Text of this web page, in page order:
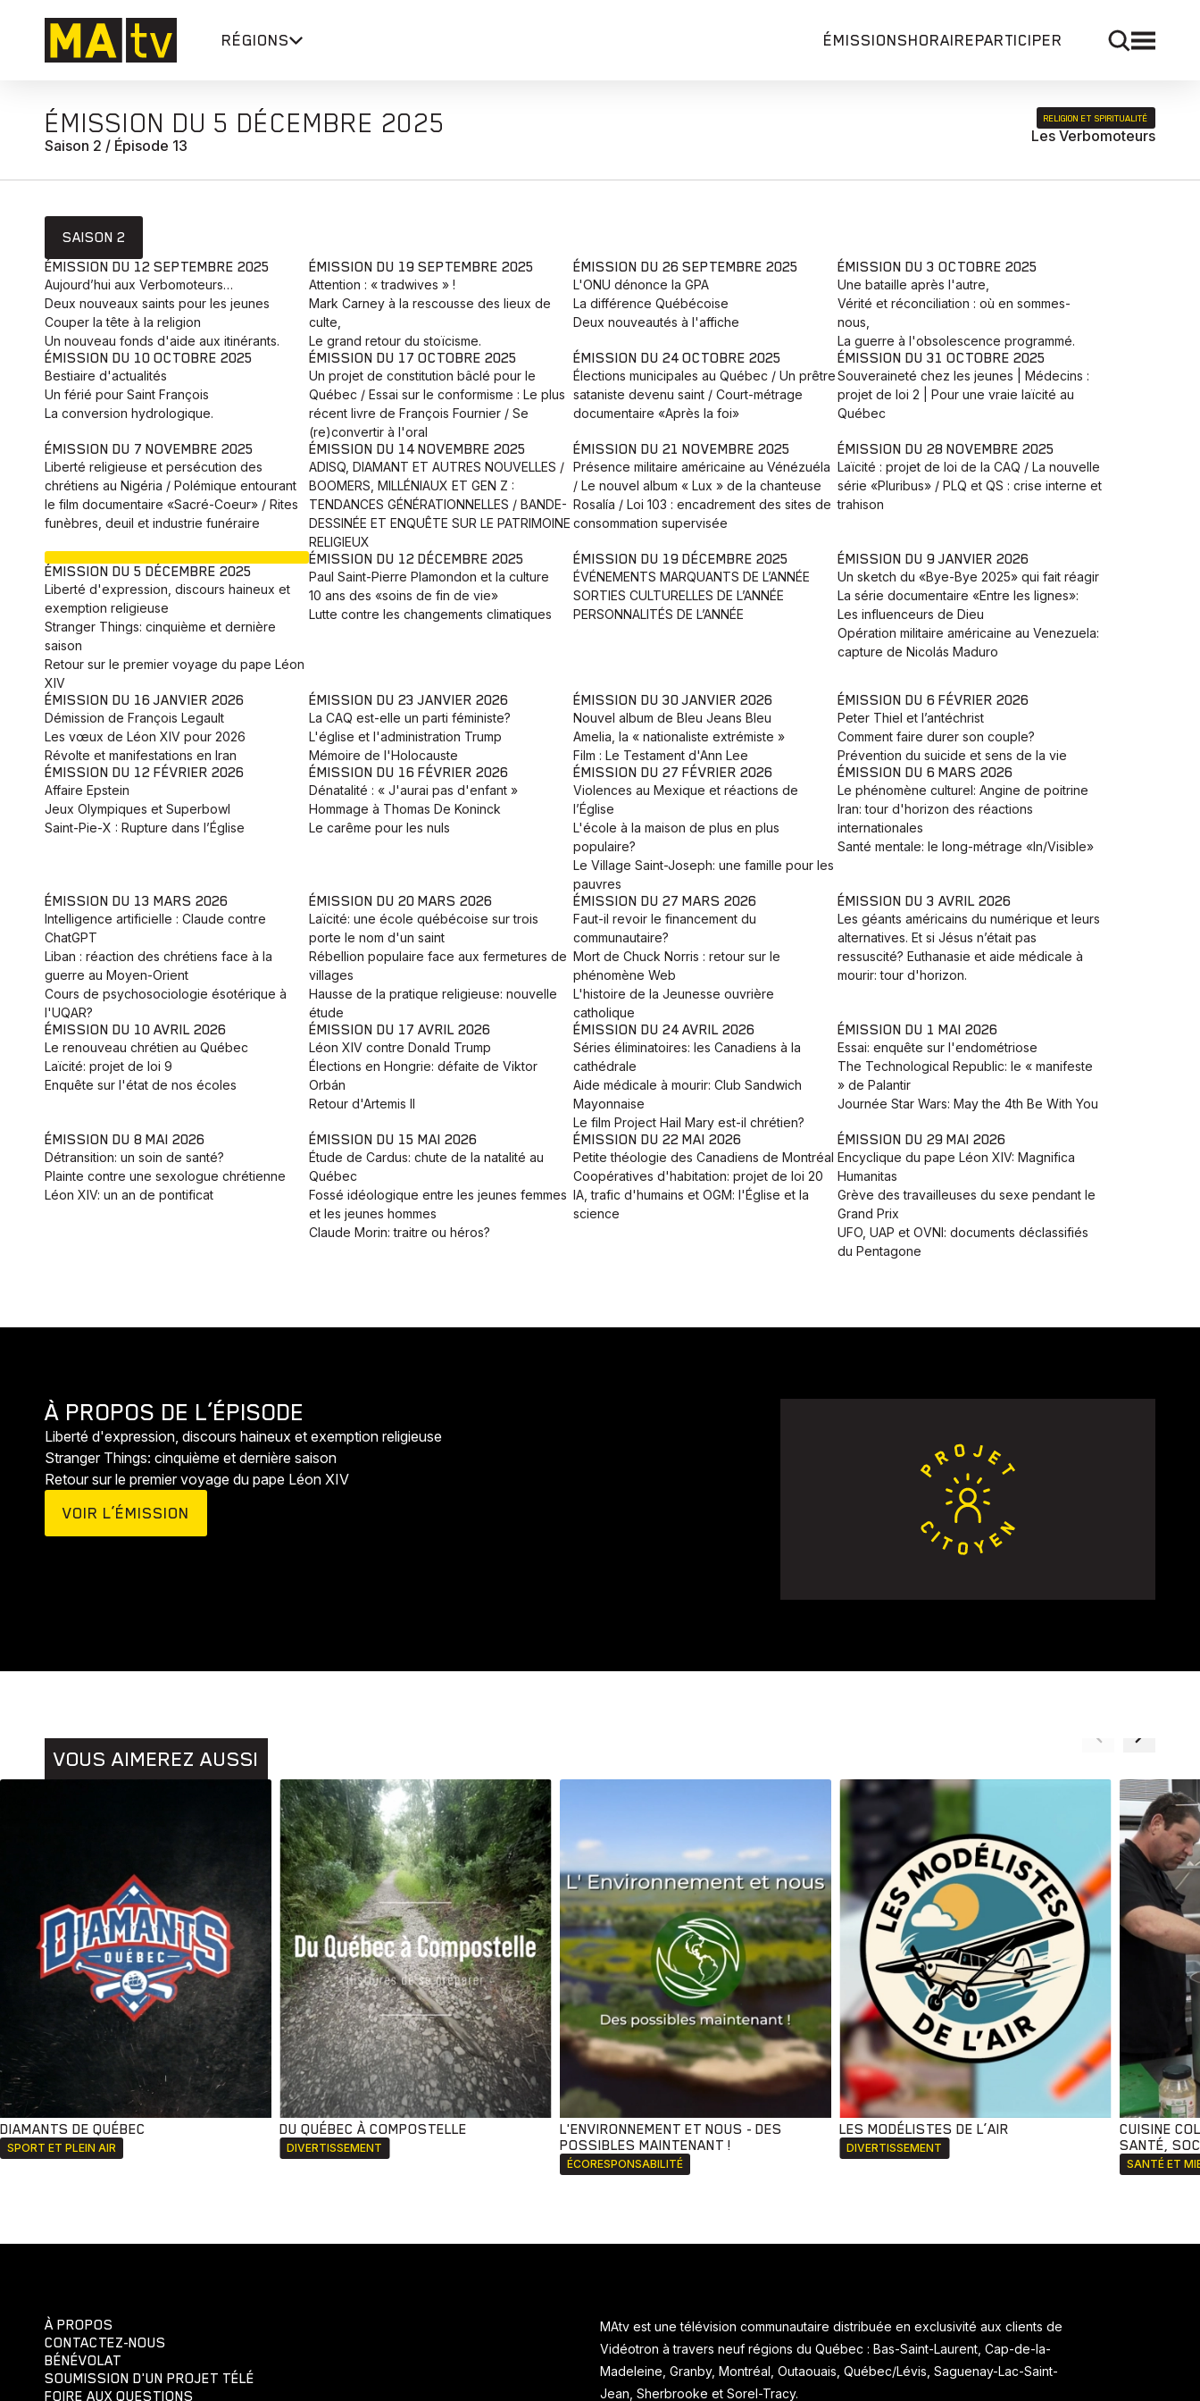
RÉGIONS ÉMISSIONSHORAIREPARTICIPER
ÉMISSION DU 5 DÉCEMBRE 2025
Saison 2 / Épisode 13
RELIGION ET SPIRITUALITÉ
Les Verbomoteurs
SAISON 2
ÉMISSION DU 12 SEPTEMBRE 2025
Aujourd’hui aux Verbomoteurs…
Deux nouveaux saints pour les jeunes
Couper la tête à la religion
Un nouveau fonds d'aide aux itinérants.
ÉMISSION DU 19 SEPTEMBRE 2025
Attention : « tradwives » !
Mark Carney à la rescousse des lieux de
culte,
Le grand retour du stoïcisme.
ÉMISSION DU 26 SEPTEMBRE 2025
L'ONU dénonce la GPA
La différence Québécoise
Deux nouveautés à l'affiche
ÉMISSION DU 3 OCTOBRE 2025
Une bataille après l'autre,
Vérité et réconciliation : où en sommes-
nous,
La guerre à l'obsolescence programmé.
ÉMISSION DU 10 OCTOBRE 2025
Bestiaire d'actualités
Un férié pour Saint François
La conversion hydrologique.
ÉMISSION DU 17 OCTOBRE 2025
Un projet de constitution bâclé pour le
Québec / Essai sur le conformisme : Le plus
récent livre de François Fournier / Se
(re)convertir à l'oral
ÉMISSION DU 24 OCTOBRE 2025
Élections municipales au Québec / Un prêtre
sataniste devenu saint / Court-métrage
documentaire «Après la foi»
ÉMISSION DU 31 OCTOBRE 2025
Souveraineté chez les jeunes | Médecins :
projet de loi 2 | Pour une vraie laïcité au
Québec
ÉMISSION DU 7 NOVEMBRE 2025
Liberté religieuse et persécution des
chrétiens au Nigéria / Polémique entourant
le film documentaire «Sacré-Coeur» / Rites
funèbres, deuil et industrie funéraire
ÉMISSION DU 14 NOVEMBRE 2025
ADISQ, DIAMANT ET AUTRES NOUVELLES /
BOOMERS, MILLÉNIAUX ET GEN Z :
TENDANCES GÉNÉRATIONNELLES / BANDE-
DESSINÉE ET ENQUÊTE SUR LE PATRIMOINE
RELIGIEUX
ÉMISSION DU 21 NOVEMBRE 2025
Présence militaire américaine au Vénézuéla
/ Le nouvel album « Lux » de la chanteuse
Rosalía / Loi 103 : encadrement des sites de
consommation supervisée
ÉMISSION DU 28 NOVEMBRE 2025
Laïcité : projet de loi de la CAQ / La nouvelle
série «Pluribus» / PLQ et QS : crise interne et
trahison
ÉMISSION DU 5 DÉCEMBRE 2025
Liberté d'expression, discours haineux et
exemption religieuse
Stranger Things: cinquième et dernière
saison
Retour sur le premier voyage du pape Léon
XIV
ÉMISSION DU 12 DÉCEMBRE 2025
Paul Saint-Pierre Plamondon et la culture
10 ans des «soins de fin de vie»
Lutte contre les changements climatiques
ÉMISSION DU 19 DÉCEMBRE 2025
ÉVÉNEMENTS MARQUANTS DE L’ANNÉE
SORTIES CULTURELLES DE L’ANNÉE
PERSONNALITÉS DE L’ANNÉE
ÉMISSION DU 9 JANVIER 2026
Un sketch du «Bye-Bye 2025» qui fait réagir
La série documentaire «Entre les lignes»:
Les influenceurs de Dieu
Opération militaire américaine au Venezuela:
capture de Nicolás Maduro
ÉMISSION DU 16 JANVIER 2026
Démission de François Legault
Les vœux de Léon XIV pour 2026
Révolte et manifestations en Iran
ÉMISSION DU 23 JANVIER 2026
La CAQ est-elle un parti féministe?
L'église et l'administration Trump
Mémoire de l'Holocauste
ÉMISSION DU 30 JANVIER 2026
Nouvel album de Bleu Jeans Bleu
Amelia, la « nationaliste extrémiste »
Film : Le Testament d'Ann Lee
ÉMISSION DU 6 FÉVRIER 2026
Peter Thiel et l’antéchrist
Comment faire durer son couple?
Prévention du suicide et sens de la vie
ÉMISSION DU 12 FÉVRIER 2026
Affaire Epstein
Jeux Olympiques et Superbowl
Saint-Pie-X : Rupture dans l’Église
ÉMISSION DU 16 FÉVRIER 2026
Dénatalité : « J'aurai pas d'enfant »
Hommage à Thomas De Koninck
Le carême pour les nuls
ÉMISSION DU 27 FÉVRIER 2026
Violences au Mexique et réactions de
l’Église
L'école à la maison de plus en plus
populaire?
Le Village Saint-Joseph: une famille pour les
pauvres
ÉMISSION DU 6 MARS 2026
Le phénomène culturel: Angine de poitrine
Iran: tour d'horizon des réactions
internationales
Santé mentale: le long-métrage «In/Visible»
ÉMISSION DU 13 MARS 2026
Intelligence artificielle : Claude contre
ChatGPT
Liban : réaction des chrétiens face à la
guerre au Moyen-Orient
Cours de psychosociologie ésotérique à
l'UQAR?
ÉMISSION DU 20 MARS 2026
Laïcité: une école québécoise sur trois
porte le nom d'un saint
Rébellion populaire face aux fermetures de
villages
Hausse de la pratique religieuse: nouvelle
étude
ÉMISSION DU 27 MARS 2026
Faut-il revoir le financement du
communautaire?
Mort de Chuck Norris : retour sur le
phénomène Web
L'histoire de la Jeunesse ouvrière
catholique
ÉMISSION DU 3 AVRIL 2026
Les géants américains du numérique et leurs
alternatives. Et si Jésus n’était pas
ressuscité? Euthanasie et aide médicale à
mourir: tour d'horizon.
ÉMISSION DU 10 AVRIL 2026
Le renouveau chrétien au Québec
Laïcité: projet de loi 9
Enquête sur l'état de nos écoles
ÉMISSION DU 17 AVRIL 2026
Léon XIV contre Donald Trump
Élections en Hongrie: défaite de Viktor
Orbán
Retour d'Artemis II
ÉMISSION DU 24 AVRIL 2026
Séries éliminatoires: les Canadiens à la
cathédrale
Aide médicale à mourir: Club Sandwich
Mayonnaise
Le film Project Hail Mary est-il chrétien?
ÉMISSION DU 1 MAI 2026
Essai: enquête sur l'endométriose
The Technological Republic: le « manifeste
» de Palantir
Journée Star Wars: May the 4th Be With You
ÉMISSION DU 8 MAI 2026
Détransition: un soin de santé?
Plainte contre une sexologue chrétienne
Léon XIV: un an de pontificat
ÉMISSION DU 15 MAI 2026
Étude de Cardus: chute de la natalité au
Québec
Fossé idéologique entre les jeunes femmes
et les jeunes hommes
Claude Morin: traitre ou héros?
ÉMISSION DU 22 MAI 2026
Petite théologie des Canadiens de Montréal
Coopératives d'habitation: projet de loi 20
IA, trafic d'humains et OGM: l'Église et la
science
ÉMISSION DU 29 MAI 2026
Encyclique du pape Léon XIV: Magnifica
Humanitas
Grève des travailleuses du sexe pendant le
Grand Prix
UFO, UAP et OVNI: documents déclassifiés
du Pentagone
À PROPOS DE L’ÉPISODE
Liberté d'expression, discours haineux et exemption religieuse
Stranger Things: cinquième et dernière saison
Retour sur le premier voyage du pape Léon XIV
VOIR L’ÉMISSION
VOUS AIMEREZ AUSSI
DIAMANTS DE QUÉBEC
SPORT ET PLEIN AIR
DU QUÉBEC À COMPOSTELLE
DIVERTISSEMENT
L'ENVIRONNEMENT ET NOUS - DES
POSSIBLES MAINTENANT !
ÉCORESPONSABILITÉ
LES MODÉLISTES DE L’AIR
DIVERTISSEMENT
CUISINE
SANTÉ,
SANTÉ ET
À PROPOS
CONTACTEZ-NOUS
BÉNÉVOLAT
SOUMISSION D'UN PROJET TÉLÉ
FOIRE AUX QUESTIONS
MAtv est une télévision communautaire distribuée en exclusivité aux clients de
Vidéotron à travers neuf régions du Québec : Bas-Saint-Laurent, Cap-de-la-
Madeleine, Granby, Montréal, Outaouais, Québec/Lévis, Saguenay-Lac-Saint-
Jean, Sherbrooke et Sorel-Tracy.